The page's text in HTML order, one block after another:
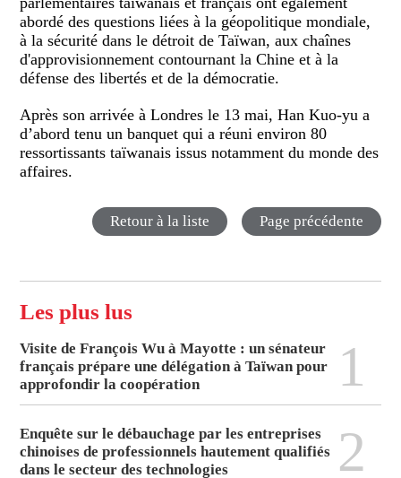
abordé des questions liées à la géopolitique mondiale,
à la sécurité dans le détroit de Taïwan, aux chaînes
d'approvisionnement contournant la Chine et à la
défense des libertés et de la démocratie.
Après son arrivée à Londres le 13 mai, Han Kuo-yu a
d’abord tenu un banquet qui a réuni environ 80
ressortissants taïwanais issus notamment du monde des
affaires.
Retour à la liste Page précédente
Les plus lus
Visite de François Wu à Mayotte : un sénateur
français prépare une délégation à Taïwan pour
approfondir la coopération
1
Enquête sur le débauchage par les entreprises
chinoises de professionnels hautement qualifiés
dans le secteur des technologies
2